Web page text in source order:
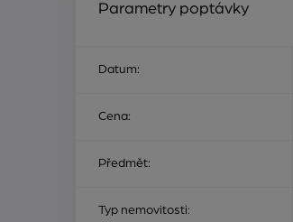
Parametry poptávky
Datum:
Cena:
Předmět:
Typ nemovitosti: